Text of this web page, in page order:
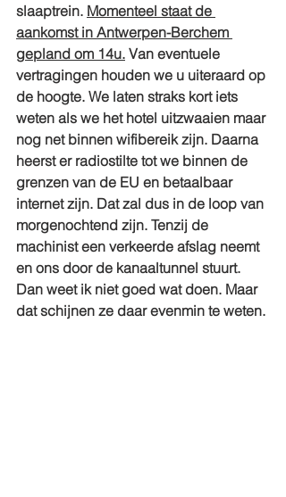
slaaptrein. Momenteel staat de
aankomst in Antwerpen-Berchem
gepland om 14u. Van eventuele
vertragingen houden we u uiteraard op
de hoogte. We laten straks kort iets
weten als we het hotel uitzwaaien maar
nog net binnen wifibereik zijn. Daarna
heerst er radiostilte tot we binnen de
grenzen van de EU en betaalbaar
internet zijn. Dat zal dus in de loop van
morgenochtend zijn. Tenzij de
machinist een verkeerde afslag neemt
en ons door de kanaaltunnel stuurt.
Dan weet ik niet goed wat doen. Maar
dat schijnen ze daar evenmin te weten.